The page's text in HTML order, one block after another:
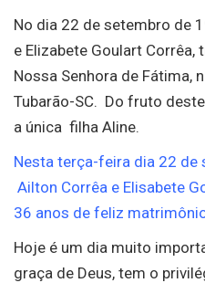
No dia 22 de setembro de
e Elizabete Goulart
Nossa Senhora de Fátima,
Tubarão-SC. Do fruto
a única filha Aline.
Nesta terça-feira dia 22 de
Ailton Corrêa e Elisabete
36 anos de feliz
Hoje é um dia muito
graça de Deus, tem o